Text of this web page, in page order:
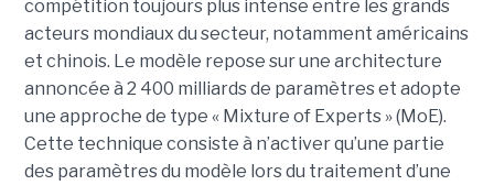
compétition toujours plus intense entre les grands
acteurs mondiaux du secteur, notamment américains
et chinois. Le modèle repose sur une architecture
annoncée à 2 400 milliards de paramètres et adopte
une approche de type « Mixture of Experts » (MoE).
Cette technique consiste à n’activer qu’une partie
des paramètres du modèle lors du traitement d’une